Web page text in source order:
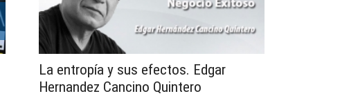
La entropía y sus efectos. Edgar
Hernandez Cancino Quintero